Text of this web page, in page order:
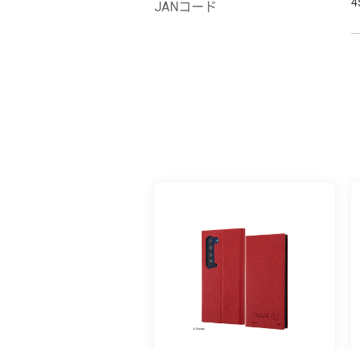
JANコード